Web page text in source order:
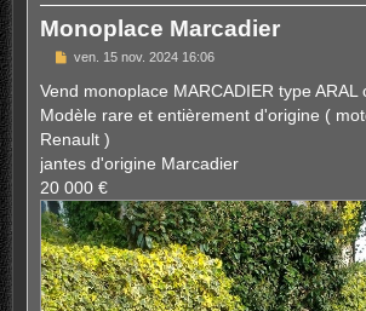
Monoplace Marcadier
M
s
a
g
e
ven. 15 nov. 2024 16:06
Vend monoplace MARCADIER type ARAL
Modèle rare et entièrement d'origine (
Renault )
jantes d'origine Marcadier
20 000 €